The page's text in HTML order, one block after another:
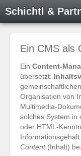
Schichtl &
Ein CMS als
Ein Content-
übersetzt:
Organisation von
Multimedia-
solches System in
oder HTML-
Content(Inhalt)